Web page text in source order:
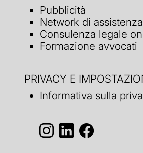
Pubblicità
Network di
Consulenza legale
Formazione avvocati
PRIVACY E
Informativa sulla